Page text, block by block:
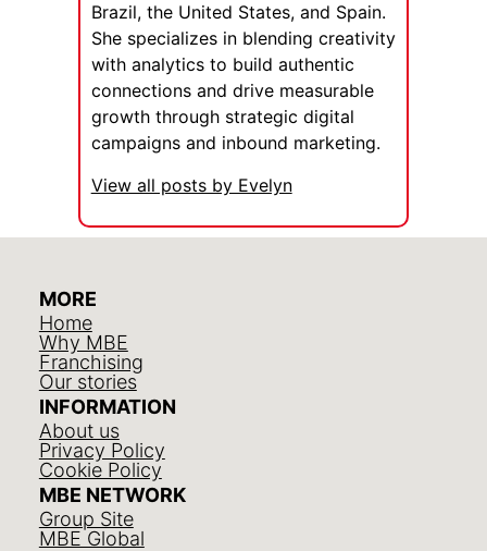
Brazil, the United States, and Spain.
She specializes in blending creativity
with analytics to build authentic
connections and drive measurable
growth through strategic digital
campaigns and inbound marketing.
View all posts by Evelyn
MORE
Home
Why MBE
Franchising
Our stories
INFORMATION
About us
Privacy Policy
Cookie Policy
MBE NETWORK
Group Site
MBE Global